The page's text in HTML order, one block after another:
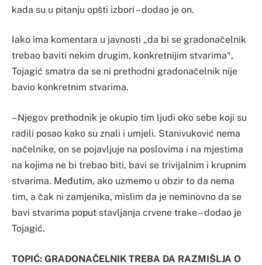
kada su u pitanju opšti izbori – dodao je on.
Iako ima komentara u javnosti „da bi se gradonačelnik
trebao baviti nekim drugim, konkretnijim stvarima“,
Tojagić smatra da se ni prethodni gradonačelnik nije
bavio konkretnim stvarima.
– Njegov prethodnik je okupio tim ljudi oko sebe koji su
radili posao kako su znali i umjeli. Stanivuković nema
načelnike, on se pojavljuje na poslovima i na mjestima
na kojima ne bi trebao biti, bavi se trivijalnim i krupnim
stvarima. Međutim, ako uzmemo u obzir to da nema
tim, a čak ni zamjenika, mislim da je neminovno da se
bavi stvarima poput stavljanja crvene trake – dodao je
Tojagić.
TOPIĆ: GRADONAČELNIK TREBA DA RAZMIŠLJA O